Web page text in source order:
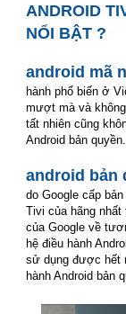
ANDROID
NỔI BẬT ?
android mã
hành phổ biến ở
mượt mà và
tất nhiên cũng
Android bản quyền.
android bản
do Google cấp
Tivi của hãng
của Google về
hệ điều hành
sử dụng được hết
hành Android bản